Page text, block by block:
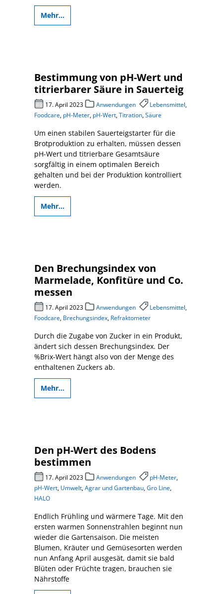
Mehr...
Bestimmung von pH-Wert und
titrierbarer Säure in Sauerteig
17. April 2023 Anwendungen Lebensmittel,
Foodcare, pH-Meter, pH-Wert,Titration,Säure
Um einen stabilen Sauerteigstarter für die
Brotproduktion zu erhalten, müssen dessen
pH-Wert und titrierbare Gesamtsäure
sorgfältig in einem optimalen Bereich
gehalten und bei der Produktion kontrolliert
werden.
Mehr...
Den Brechungsindex von
Marmelade, Konfitüre und Co.
messen
17. April 2023 Anwendungen Lebensmittel,
Foodcare, Brechungsindex, Refraktometer
Durch die Zugabe von Zucker in ein Produkt,
ändert sich dessen Brechungsindex. Der
%Brix-Wert hängt also von der Menge des
enthaltenen Zuckers ab.
Mehr...
Den pH-Wert des Bodens
bestimmen
17. April 2023 Anwendungen pH-Meter,
pH-Wert, Umwelt,Agrar und Gartenbau,Gro Line,
HALO
Endlich Frühling und wärmere Tage. Mit den
ersten warmen Sonnenstrahlen beginnt nun
wieder die Gartensaison. Die meisten
Blumen, Kräuter und Gemüsesorten werden
nun Anfang April ausgesät, damit sie bald
Blüten oder Früchte tragen, brauchen sie
Nährstoffe